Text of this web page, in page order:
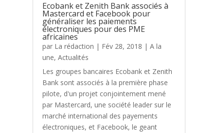
Ecobank et Zenith Bank associés à
Mastercard et Facebook pour
généraliser les paiements
électroniques pour des PME
africaines
par La rédaction | Fév 28, 2018 |A la
une,Actualités
Les groupes bancaires Ecobank et Zenith
Bank sont associés à la première phase
pilote, d'un projet conjointement mené
par Mastercard, une société leader sur le
marché international des payements
électroniques, et Facebook, le geant